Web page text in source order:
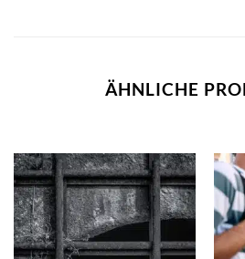
ÄHNLICHE